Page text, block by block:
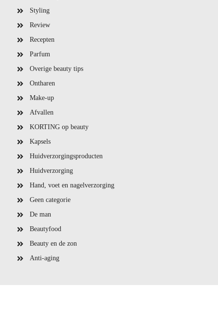
Styling
Review
Recepten
Parfum
Overige beauty tips
Ontharen
Make-up
Afvallen
KORTING op beauty
Kapsels
Huidverzorgingsproducten
Huidverzorging
Hand, voet en nagelverzorging
Geen categorie
De man
Beautyfood
Beauty en de zon
Anti-aging